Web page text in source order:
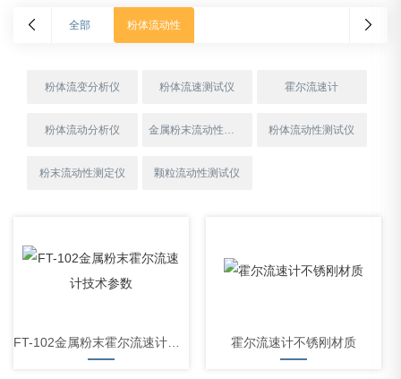
全部 粉体流动性
粉体流变分析仪 粉体流速测试仪 霍尔流速计
粉体流动分析仪 金属粉末流动性测试仪 粉体流动性测试仪
粉末流动性测定仪 颗粒流动性测试仪
霍尔流速计不锈刚材质